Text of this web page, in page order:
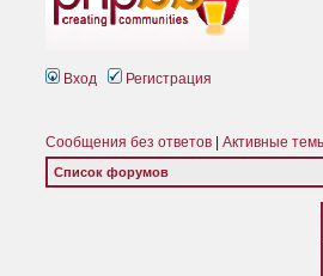
Вход Регистрация
Сообщения без ответов Активные
Список форумов